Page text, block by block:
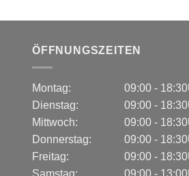
ÖFFNUNGSZEITEN
Montag:
Dienstag:
Mittwoch:
Donnerstag:
Freitag:
Samstag:
09:00 -
09:00 -
09:00 -
09:00 -
09:00 -
09:00 -